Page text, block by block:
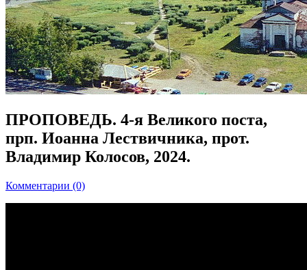
ПРОПОВЕДЬ. 4-я Великого поста,
прп. Иоанна Лествичника, прот.
Владимир Колосов, 2024.
Комментарии (0)